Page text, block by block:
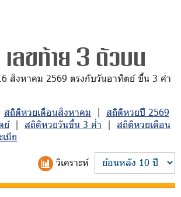
ลขท้าย 3 ตัวบน
สิงหาคม 2569 ตรงกับวันอาทิตย์ ขึ้น 3 ค่ำ
สถิติหวยเดือนสิงหาคม | สถิติหวยปี 2569
ย์| สถิติหวยวันขึ้น 3 ค่ำ | สถิติหวยเดือน
มีย
วิเคราะห์